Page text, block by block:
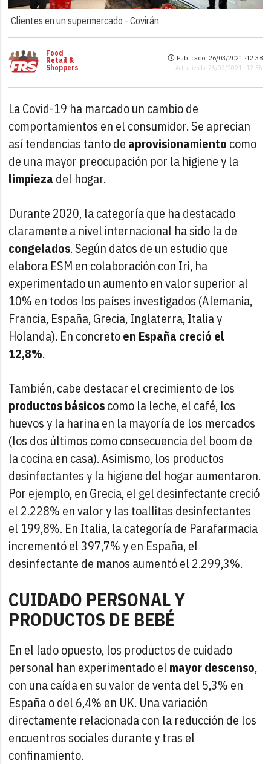
Clientes en un supermercado -Covirán
Food
Retail &
Shoppers
Publicado: 26/03/2021 ·12:38
Actualizado: 26/03/2021 · 12:38
La Covid-19 ha marcado un cambio de
comportamientos en el consumidor. Se aprecian
así tendencias tanto de aprovisionamiento como
de una mayor preocupación por la higiene y la
limpieza del hogar.
Durante 2020, la categoría que ha destacado
claramente a nivel internacional ha sido la de
congelados. Según datos de un estudio que
elabora ESM en colaboración con Iri, ha
experimentado un aumento en valor superior al
10% en todos los países investigados (Alemania,
Francia, España, Grecia, Inglaterra, Italia y
Holanda). En concretoen España creció el
12,8%.
También, cabe destacar el crecimiento de los
productos básicoscomo la leche, el café, los
huevos y la harina en la mayoría de los mercados
(los dos últimos como consecuencia del boom de
la cocina en casa). Asimismo, los productos
desinfectantes y la higiene del hogar aumentaron.
Por ejemplo, en Grecia, el gel desinfectante creció
el 2.228% en valor y las toallitas desinfectantes
el 199,8%. En Italia, la categoría de Parafarmacia
incrementó el 397,7% y en España, el
desinfectante de manos aumentó el 2.299,3%.
CUIDADO PERSONAL Y
PRODUCTOS DE BEBÉ
En el lado opuesto, los productos de cuidado
personal han experimentado el mayor descenso,
con una caída en su valor de venta del 5,3% en
España o del 6,4% en UK. Una variación
directamente relacionada con la reducción de los
encuentros sociales durante y tras el
confinamiento.